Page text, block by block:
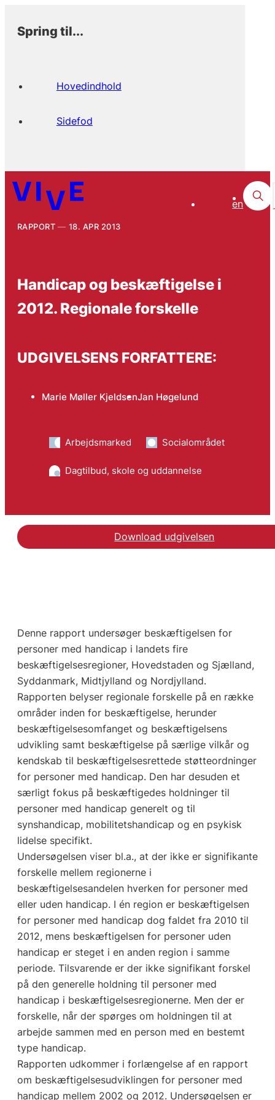
Spring til...
Hovedindhold
Sidefod
en
RAPPORT 18. APR 2013
Handicap og beskæftigelse i
2012. Regionale forskelle
UDGIVELSENS FORFATTERE:
Marie Møller KjeldsenJan Høgelund
Arbejdsmarked Socialområdet
Dagtilbud, skole og uddannelse
Download udgivelsen
Denne rapport undersøger beskæftigelsen for
personer med handicap i landets fire
beskæftigelsesregioner, Hovedstaden og Sjælland,
Syddanmark, Midtjylland og Nordjylland.
Rapporten belyser regionale forskelle på en række
områder inden for beskæftigelse, herunder
beskæftigelsesomfanget og beskæftigelsens
udvikling samt beskæftigelse på særlige vilkår og
kendskab til beskæftigelsesrettede støtteordninger
for personer med handicap. Den har desuden et
særligt fokus på beskæftigedes holdninger til
personer med handicap generelt og til
synshandicap, mobilitetshandicap og en psykisk
lidelse specifikt.
Undersøgelsen viser bl.a., at der ikke er signifikante
forskelle mellem regionerne i
beskæftigelsesandelen hverken for personer med
eller uden handicap. I én region er beskæftigelsen
for personer med handicap dog faldet fra 2010 til
2012, mens beskæftigelsen for personer uden
handicap er steget i en anden region i samme
periode. Tilsvarende er der ikke signifikant forskel
på den generelle holdning til personer med
handicap i beskæftigelsesregionerne. Men der er
forskelle, når der spørges om holdningen til at
arbejde sammen med en person med en bestemt
type handicap.
Rapporten udkommer i forlængelse af en rapport
om beskæftigelsesudviklingen for personer med
handicap mellem 2002 og 2012. Undersøgelsen er